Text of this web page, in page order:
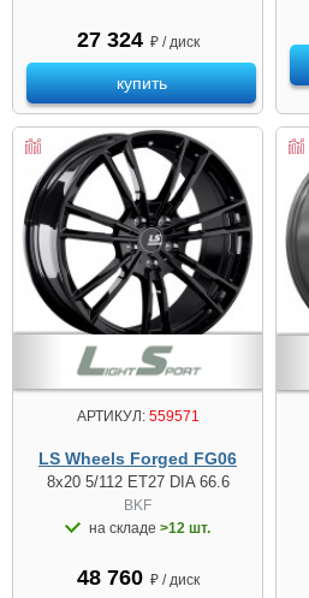
27 324 ₽ / диск
купить
АРТИКУЛ:559571
LS Wheels Forged FG06
8x20 5/112 ET27 DIA 66.6
BKF
на складе >12 шт.
48 760 ₽ / диск